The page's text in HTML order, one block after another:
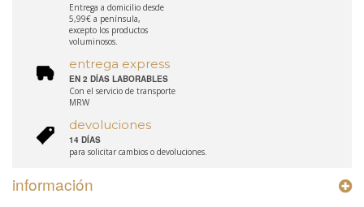
Entrega a domicilio desde
5,99€ a península,
excepto los productos
voluminosos.
entrega express
EN 2 DÍAS LABORABLES
Con el servicio de transporte
MRW
devoluciones
14 DÍAS
para solicitar cambios o devoluciones.
información